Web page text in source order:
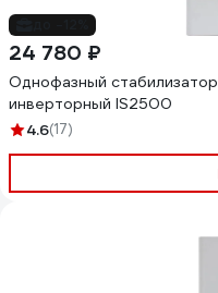
24 780 ₽
Однофазный
инверторный IS2500
4.6(17)